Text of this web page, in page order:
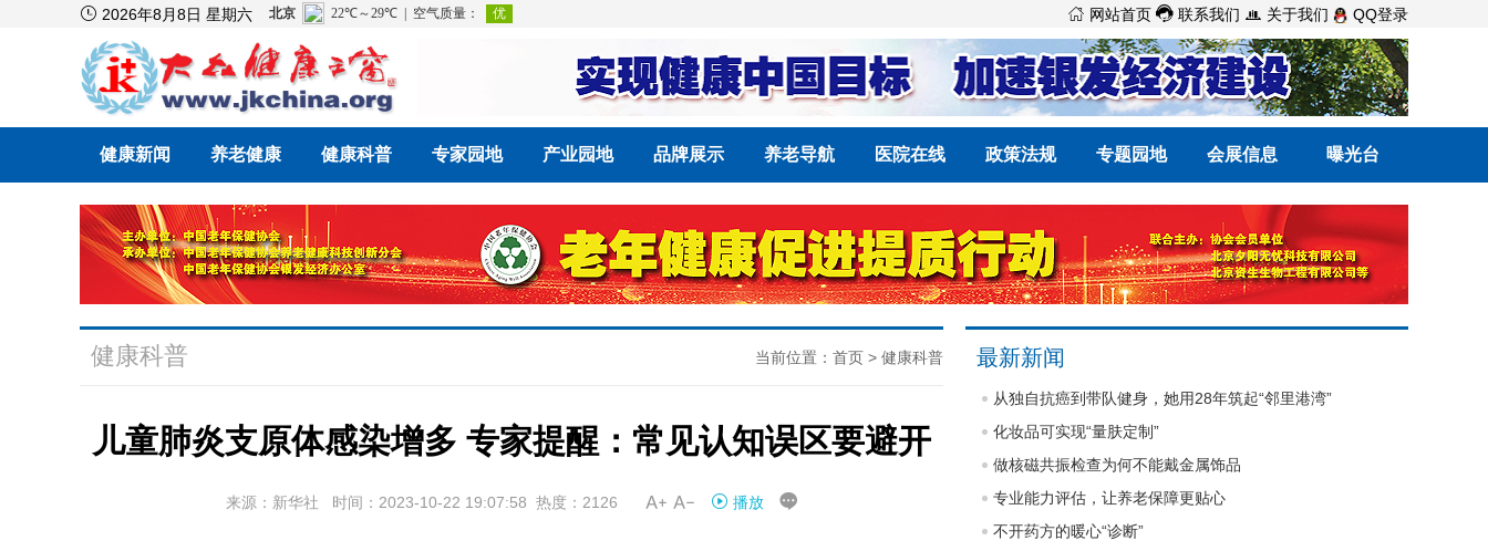
 2026年8月8日 星期六  网站首页  联系我们  关于我们 QQ登录
健康新闻 养老健康 健康科普 专家园地 产业园地 品牌展示 养老导航 医院在线 政策法规 专题园地 会展信息 曝光台
健康科普 当前位置： 首页 > 健康科普
儿童肺炎支原体感染增多 专家提醒：常见认知误区要避开
来源：新华社 时间：2023-10-22 19:07:58 热度：2126  播放 
最新新闻
从独自抗癌到带队健身，她用28年筑起“邻里港湾”
化妆品可实现“量肤定制”
做核磁共振检查为何不能戴金属饰品
专业能力评估，让养老保障更贴心
不开药方的暖心“诊断”